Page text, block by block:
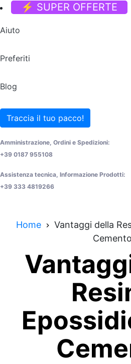
⚡ SUPER OFFERTE
Aiuto
Preferiti
Blog
Traccia il tuo pacco!
Amministrazione, Ordini e Spedizioni:
+39 0187 955108
Assistenza tecnica, Informazione Prodotti:
+39 333 4819266
Home
Vantaggi della
Cemento